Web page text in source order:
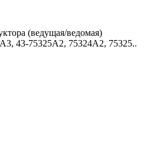
(ведущая/ведомая)
43-75325A2, 75324A2, 75325..